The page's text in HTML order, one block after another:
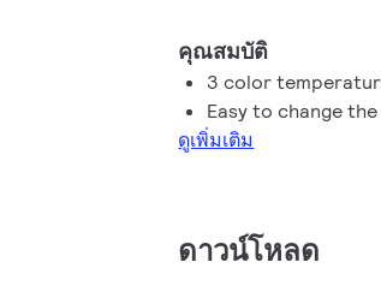
คุณสมบัติ
3 color
Easy to change
ดูเพิ่มเติม
ดาวน์โหลด